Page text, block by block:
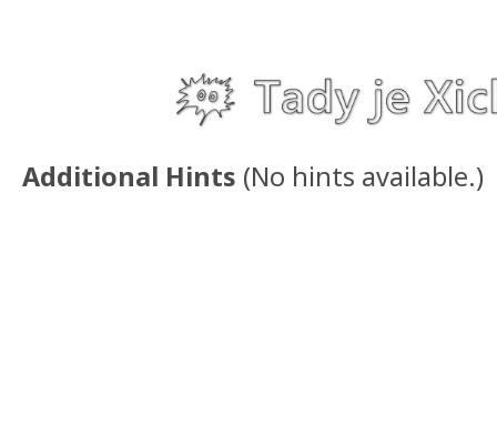
Additional Hints (No hints available.)